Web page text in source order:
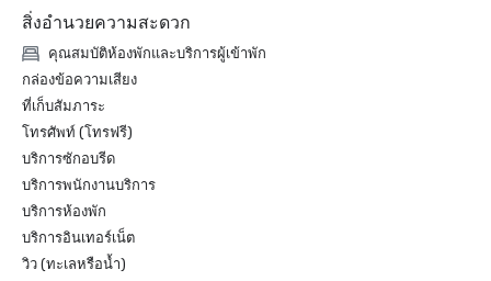
สิ่งอำนวยความสะดวก
คุณสมบัติห้องพักและบริการผู้เข้าพัก
กล่องข้อความเสียง
ที่เก็บสัมภาระ
โทรศัพท์ (โทรฟรี)
บริการซักอบรีด
บริการพนักงานบริการ
บริการห้องพัก
บริการอินเทอร์เน็ต
วิว (ทะเลหรือน้ำ)